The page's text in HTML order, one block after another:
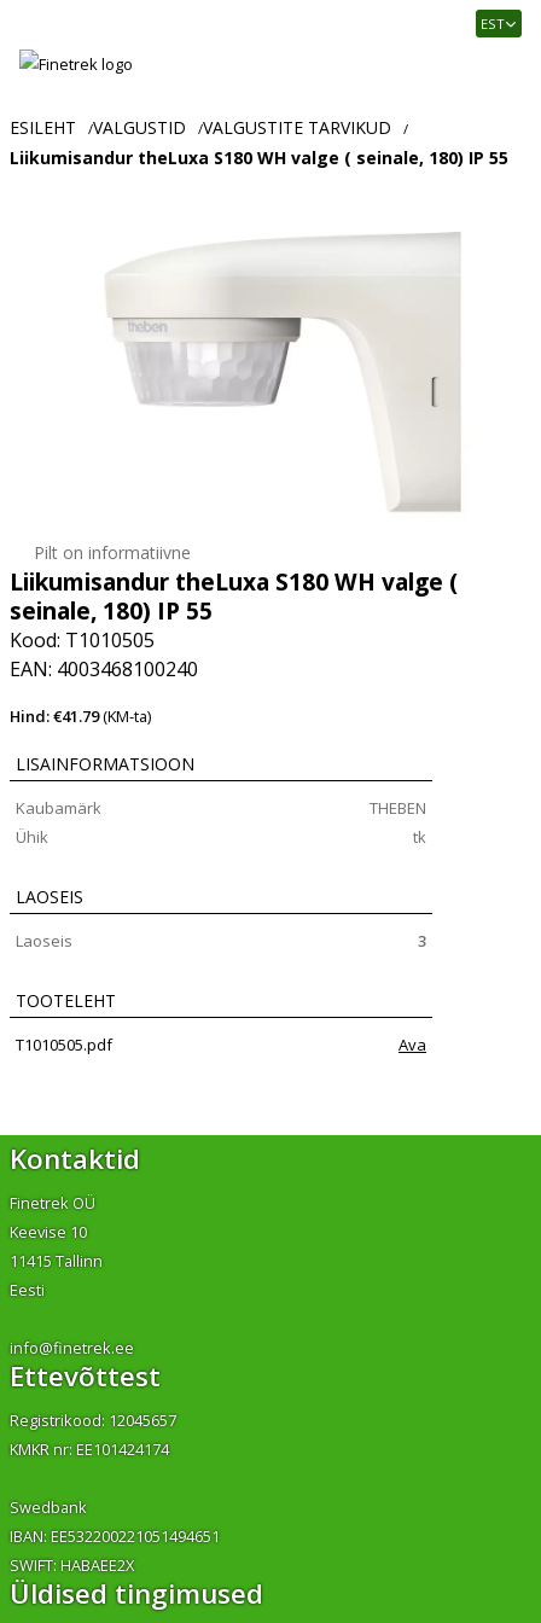
Usaldusväärne
ja
tööstusautomaatika
EST
ESILEHT /VALGUSTID /VALGUSTITE TARVIKUD /
Liikumisandur theLuxa S180 WH valge ( seinale, 180) IP 55
Pilt on informatiivne
Liikumisandur theLuxa S180 WH valge (
seinale, 180) IP 55
Kood: T1010505
EAN: 4003468100240
Hind: €41.79(KM-ta)
LISAINFORMATSIOON
Kaubamärk
THEBEN
Ühik
tk
LAOSEIS
Laoseis 3
TOOTELEHT
T1010505.pdf Ava
Kontaktid
Finetrek OÜ
Keevise 10
11415 Tallinn
Eesti
info@finetrek.ee
Ettevõttest
Registrikood: 12045657
KMKR nr: EE101424174
Swedbank
IBAN: EE532200221051494651
SWIFT: HABAEE2X
Üldised tingimused